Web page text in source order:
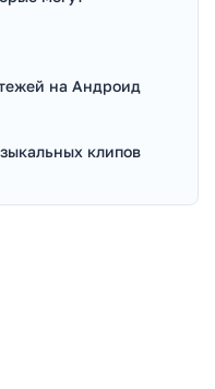
на Андроид
клипов